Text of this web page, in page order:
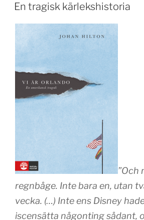
En tragisk kärlekshistoria
”Och
regnbåge. Inte bara en, utan
vecka. (…) Inte ens Disney
iscensätta någonting sådant,